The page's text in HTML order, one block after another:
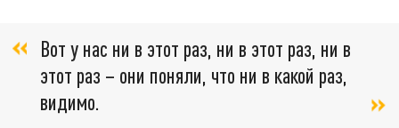
Вот у нас ни в этот раз, ни в этот раз, ни в
этот раз – они поняли, что ни в какой раз,
видимо.